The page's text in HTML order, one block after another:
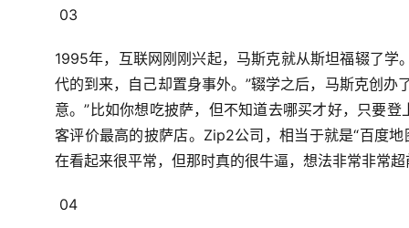
03
1995年，互联网刚刚兴起， 马斯克就从斯坦福辍了学
代的到来，自己却置身事外。”辍学之后， 马斯克创办
意。” 比如你想吃披萨， 但不知道去哪买才好， 只要登
客评价最高的披萨店。 Zip2公司，相当于就是“百度
在看起来很平常， 但那时真的很牛逼， 想法非常非常超
04